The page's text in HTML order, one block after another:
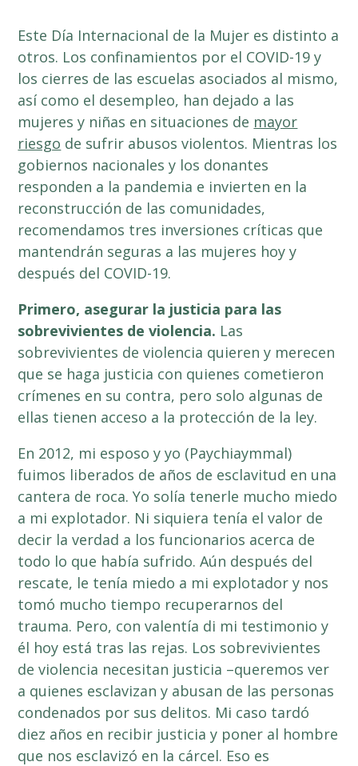
Este Día Internacional de la Mujer es distinto a
otros. Los confinamientos por el COVID-19 y
los cierres de las escuelas asociados al mismo,
así como el desempleo, han dejado a las
mujeres y niñas en situaciones de mayor
riesgo de sufrir abusos violentos. Mientras los
gobiernos nacionales y los donantes
responden a la pandemia e invierten en la
reconstrucción de las comunidades,
recomendamos tres inversiones críticas que
mantendrán seguras a las mujeres hoy y
después del COVID-19.
Primero, asegurar la justicia para las
sobrevivientes de violencia. Las
sobrevivientes de violencia quieren y merecen
que se haga justicia con quienes cometieron
crímenes en su contra, pero solo algunas de
ellas tienen acceso a la protección de la ley.
En 2012, mi esposo y yo (Paychiaymmal)
fuimos liberados de años de esclavitud en una
cantera de roca. Yo solía tenerle mucho miedo
a mi explotador. Ni siquiera tenía el valor de
decir la verdad a los funcionarios acerca de
todo lo que había sufrido. Aún después del
rescate, le tenía miedo a mi explotador y nos
tomó mucho tiempo recuperarnos del
trauma. Pero, con valentía di mi testimonio y
él hoy está tras las rejas. Los sobrevivientes
de violencia necesitan justicia –queremos ver
a quienes esclavizan y abusan de las personas
condenados por sus delitos. Mi caso tardó
diez años en recibir justicia y poner al hombre
que nos esclavizó en la cárcel. Eso es